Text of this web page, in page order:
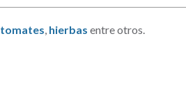
tomates hierbas entre otros.